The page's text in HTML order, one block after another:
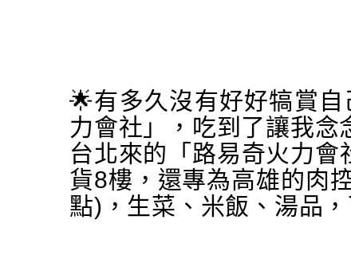
🌟有多久沒有好好犒賞自
力會社」，吃到了讓我念
台北來的「路易奇火力
貨8樓，還專為高雄的肉
點)，生菜、米飯、湯品